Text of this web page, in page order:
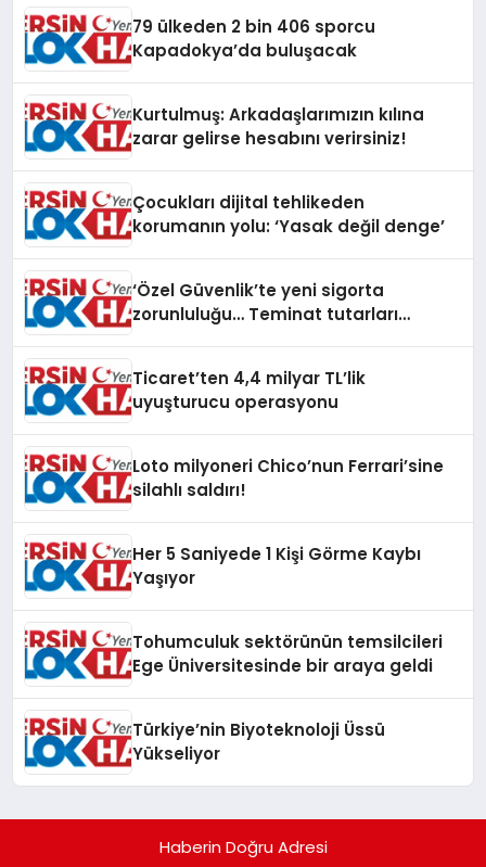
79 ülkeden 2 bin 406 sporcu
Kapadokya’da buluşacak
Kurtulmuş: Arkadaşlarımızın kılına
zarar gelirse hesabını verirsiniz!
Çocukları dijital tehlikeden
korumanın yolu: ‘Yasak değil denge’
‘Özel Güvenlik’te yeni sigorta
zorunluluğu… Teminat tutarları
Ticaret’ten 4,4 milyar TL’lik
uyuşturucu operasyonu
Loto milyoneri Chico’nun Ferrari’sine
silahlı saldırı!
Her 5 Saniyede 1 Kişi Görme Kaybı
Yaşıyor
Tohumculuk sektörünün temsilcileri
Ege Üniversitesinde bir araya geldi
Türkiye’nin Biyoteknoloji Üssü
Yükseliyor
Haberin Doğru Adresi